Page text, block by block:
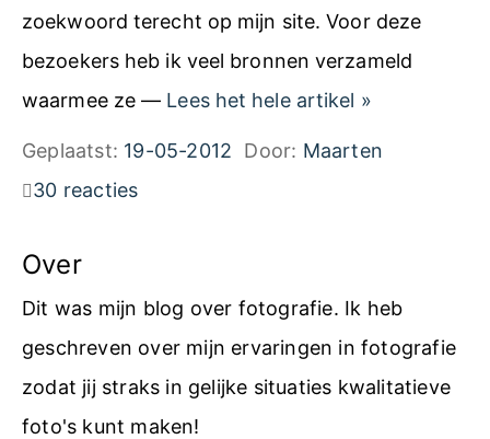
zoekwoord terecht op mijn site. Voor deze
bezoekers heb ik veel bronnen verzameld
waarmee ze — Lees het hele artikel L
o
»
Geplaatst: 19-05-2012 Door: Maarten
30 reacties
Over
Dit was mijn blog over fotografie. Ik heb
geschreven over mijn ervaringen in fotografie
zodat jij straks in gelijke situaties kwalitatieve
foto's kunt maken!